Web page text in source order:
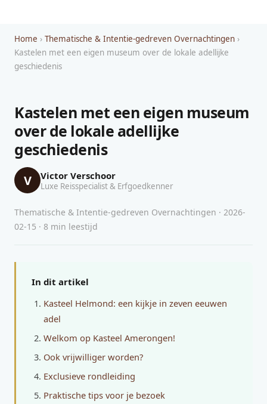
Home › Thematische & Intentie-gedreven Overnachtingen ›
Kastelen met een eigen museum over de lokale adellijke
geschiedenis
Kastelen met een eigen museum
over de lokale adellijke
geschiedenis
V Victor Verschoor
Luxe Reisspecialist & Erfgoedkenner
Thematische & Intentie-gedreven Overnachtingen · 2026-
02-15 · 8 min leestijd
In dit artikel
Kasteel Helmond: een kijkje in zeven eeuwen
adel
Welkom op Kasteel Amerongen!
Ook vrijwilliger worden?
Exclusieve rondleiding
Praktische tips voor je bezoek